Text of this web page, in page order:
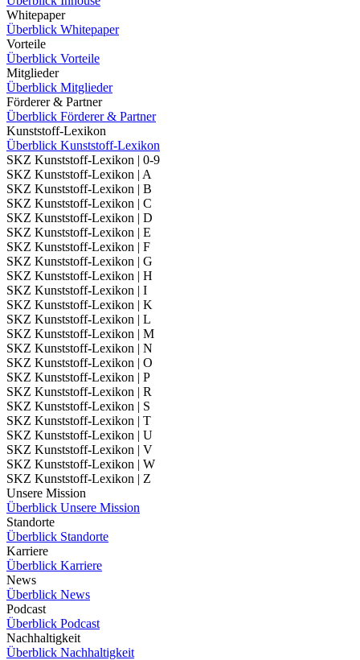
Whitepaper
Überblick Whitepaper
Vorteile
Überblick Vorteile
Mitglieder
Überblick Mitglieder
Förderer & Partner
Überblick Förderer & Partner
Kunststoff-Lexikon
Überblick Kunststoff-Lexikon
SKZ Kunststoff-Lexikon | 0-9
SKZ Kunststoff-Lexikon | A
SKZ Kunststoff-Lexikon | B
SKZ Kunststoff-Lexikon | C
SKZ Kunststoff-Lexikon | D
SKZ Kunststoff-Lexikon | E
SKZ Kunststoff-Lexikon | F
SKZ Kunststoff-Lexikon | G
SKZ Kunststoff-Lexikon | H
SKZ Kunststoff-Lexikon | I
SKZ Kunststoff-Lexikon | K
SKZ Kunststoff-Lexikon | L
SKZ Kunststoff-Lexikon | M
SKZ Kunststoff-Lexikon | N
SKZ Kunststoff-Lexikon | O
SKZ Kunststoff-Lexikon | P
SKZ Kunststoff-Lexikon | R
SKZ Kunststoff-Lexikon | S
SKZ Kunststoff-Lexikon | T
SKZ Kunststoff-Lexikon | U
SKZ Kunststoff-Lexikon | V
SKZ Kunststoff-Lexikon | W
SKZ Kunststoff-Lexikon | Z
Unsere Mission
Überblick Unsere Mission
Standorte
Überblick Standorte
Karriere
Überblick Karriere
News
Überblick News
Podcast
Überblick Podcast
Nachhaltigkeit
Überblick Nachhaltigkeit